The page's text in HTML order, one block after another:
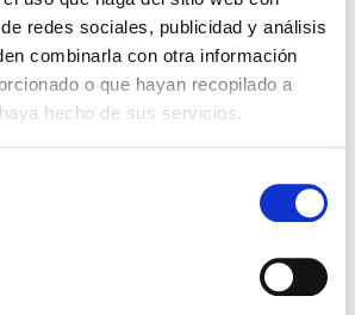
redes sociales, publicidad y análisis
combinarla con otra información
o que hayan recopilado a
hecho de sus servicios.